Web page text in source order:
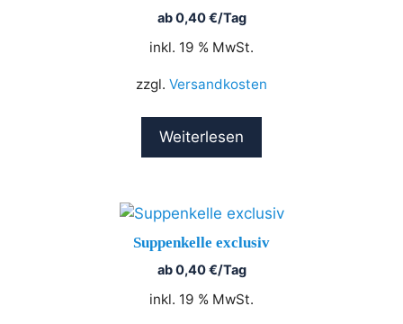
ab0,40€/Tag
inkl. 19 % MwSt.
zzgl. Versandkosten
Weiterlesen
Suppenkelle exclusiv
ab0,40€/Tag
inkl. 19 % MwSt.